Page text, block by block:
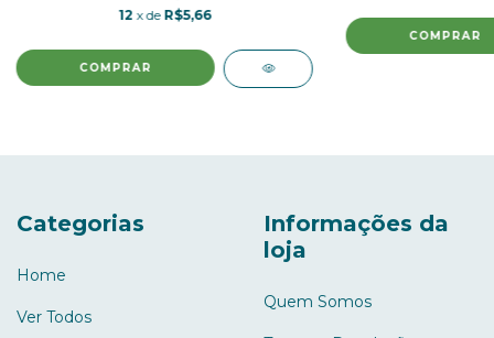
12 x de R$5,66
COMPRAR
COMPRAR
Categorias
Home
Ver Todos
Informações da
loja
Quem Somos